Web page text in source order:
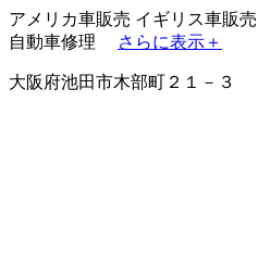
アメリカ車販売 イギリス車販売
自動車修理
さらに表示＋
大阪府池田市木部町２１－３